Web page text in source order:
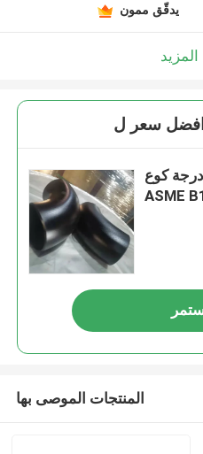
يدقّق ممون
سعر ل
وصلات مواسير بزاوية 90 درجة كوع
ASME
المنتجات الموصى بها